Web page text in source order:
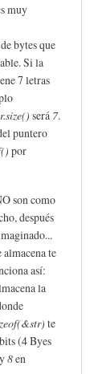
muy
bytes que
Si la
7 letras
será 7.
puntero
por
son como
después
almacena te
así:
la
te
(4 Byes
8en